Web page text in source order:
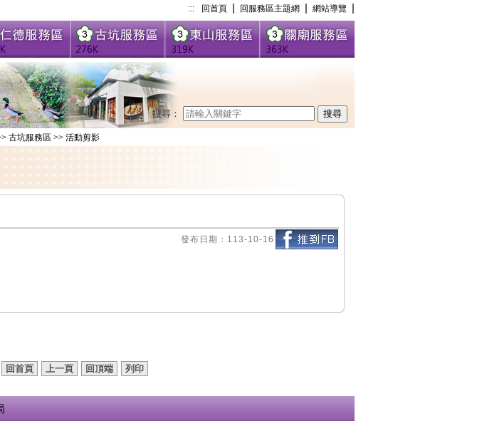
::: 回首頁 | 回服務區主題網 | 網站導覽 |
搜尋： 搜尋
古坑服務區 >> 活動剪影
發布日期：113-10-16
回首頁 上一頁 回頂端 列印